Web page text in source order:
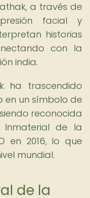
a través de
facial y
historias
con la
india.
ha trascendido
en un símbolo de
reconocida
Inmaterial de la
en 2016, lo que
mundial.
de la